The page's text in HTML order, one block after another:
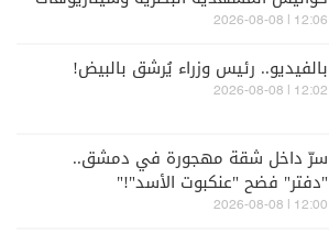
الردع الإقليمي
12:06 | 2026-08-08
بالفيديو.. رئيس وزراء يُرشق بالبيض!
12:02 | 2026-08-08
سرّ داخل شقة مهجورة في دمشق..
"دفتر" فضح "عنكبوت الأسد"!"
12:00 | 2026-08-08